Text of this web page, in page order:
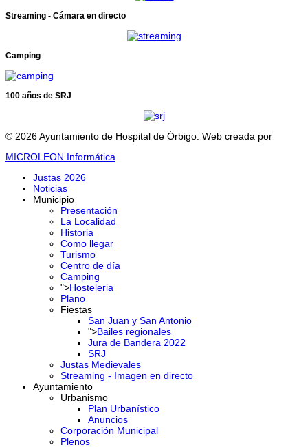
Streaming - Cámara en directo
Camping
100 años de SRJ
© 2026 Ayuntamiento de Hospital de Órbigo. Web creada por
MICROLEON Informática
Justas 2026
Noticias
Municipio
Presentación
La Localidad
Historia
Como llegar
Turismo
Centro de día
Camping
">Hosteleria
Plano
Fiestas
San Juan y San Antonio
">Bailes regionales
Jura de Bandera 2022
SRJ
Justas Medievales
Streaming - Imagen en directo
Ayuntamiento
Urbanismo
Plan Urbanístico
Anuncios
Corporación Municipal
Plenos